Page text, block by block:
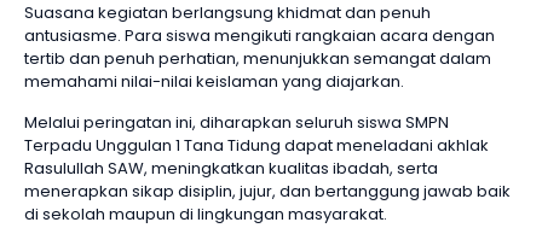
Suasana kegiatan berlangsung khidmat dan penuh
antusiasme. Para siswa mengikuti rangkaian acara dengan
tertib dan penuh perhatian, menunjukkan semangat dalam
memahami nilai-nilai keislaman yang diajarkan.
Melalui peringatan ini, diharapkan seluruh siswa SMPN
Terpadu Unggulan 1 Tana Tidung dapat meneladani akhlak
Rasulullah SAW, meningkatkan kualitas ibadah, serta
menerapkan sikap disiplin, jujur, dan bertanggung jawab baik
di sekolah maupun di lingkungan masyarakat.